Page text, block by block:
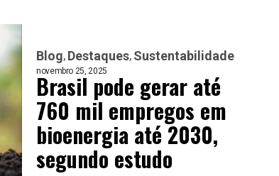
Blog Destaques Sustentabilidade
novembro 25, 2025
Brasil pode gerar até
760 mil empregos em
bioenergia até 2030,
segundo estudo